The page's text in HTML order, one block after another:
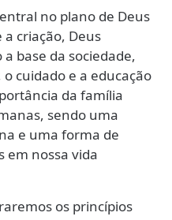
no plano de Deus
criação, Deus
base da sociedade,
cuidado e a educação
da família
sendo uma
e uma forma de
em nossa vida
os princípios